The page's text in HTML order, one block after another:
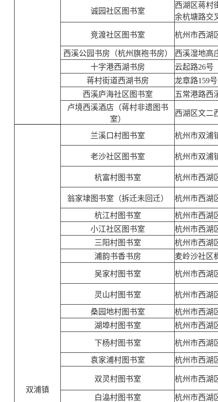
诚园社区图书室
西湖区蒋村
余杭塘路交
竞渡社区图书室 杭州市西湖
西溪公园书房（杭州旗袍书房）
西溪湿地高
十字港西湖书房
云起路26号
蒋村街道西湖书房
龙章路159
西溪庐海社区图书室
五常港路西
卢境西溪酒店（蒋村非遗图书
室）
西湖区文二
双浦镇
兰溪口村图书室 杭州市双浦
老沙社区图书室 杭州市双浦
杭富村图书室 杭州市西湖
翁家埭图书室（拆迁未回迁） 杭州市西湖
杭江村图书室
杭州市西湖
小江社区图书室
杭州市西湖
三阳村图书室
杭州市西湖
浦韵书香书房
麦岭沙社区
吴家村图书室 杭州市西湖
灵山村图书室 杭州市西湖
桑园地村图书室
杭州市西湖
湖埠村图书室
杭州市西湖
下杨村图书室 杭州市西湖
袁家浦村图书室 杭州市西湖
双灵村图书室 杭州市西湖
白㵿村图书室 杭州市西湖